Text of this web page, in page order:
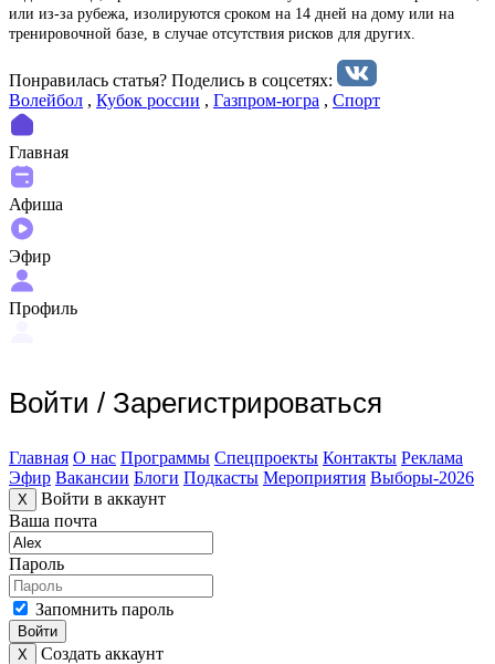
или из-за рубежа, изолируются сроком на 14 дней на дому или на
тренировочной базе, в случае отсутствия рисков для других.
Понравилась статья? Поделиcь в соцсетях:
Волейбол , Кубок россии , Газпром-югра , Спорт
Главная
Афиша
Эфир
Профиль
Войти / Зарегистрироваться
Главная О нас Программы Спецпроекты Контакты Реклама
Эфир Вакансии Блоги Подкасты Мероприятия Выборы-2026
X
Войти в аккаунт
Ваша почта
Пароль
Запомнить пароль
Войти
X
Создать аккаунт